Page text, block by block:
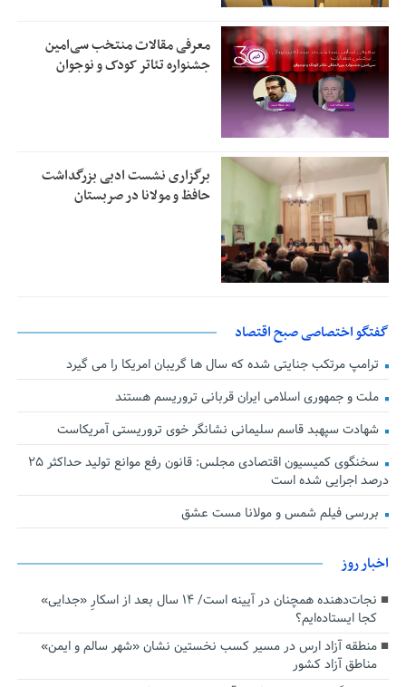
معرفی مقالات منتخب سی‌امین
جشنواره تئاتر کودک و نوجوان
برگزاری نشست ادبی بزرگداشت
حافظ و مولانا در صربستان
گفتگو اختصاصی صبح اقتصاد
ترامپ مرتکب جنایتی شده که سال ها گریبان امریکا را می گیرد
ملت و جمهوری اسلامی ایران قربانی تروریسم هستند
شهادت سپهبد قاسم سلیمانی نشانگر خوی تروریستی آمریکاست
سخنگوی کمیسیون اقتصادی مجلس: قانون رفع موانع تولید حداکثر ۲۵
درصد اجرایی شده است
بررسی فیلم شمس و مولانا مست عشق
اخبار روز
نجات‌دهنده‌ همچنان در آیینه است/ ۱۴ سال بعد از اسکارِ «جدایی»
کجا ایستاده‌ایم؟
منطقه آزاد ارس در مسیر کسب نخستین نشان «شهر سالم و ایمن»
مناطق آزاد کشور